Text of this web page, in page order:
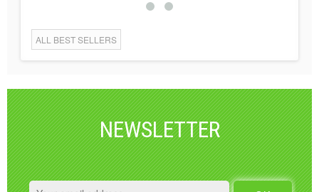
ALL BEST SELLERS
NEWSLETTER